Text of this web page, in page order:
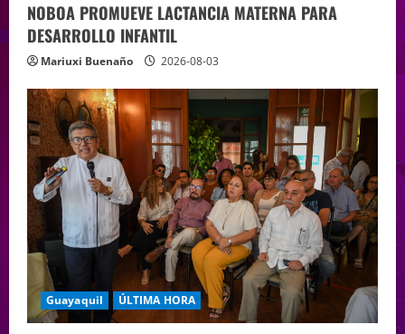
NOBOA PROMUEVE LACTANCIA MATERNA PARA
DESARROLLO INFANTIL
Mariuxi Buenaño 2026-08-03
Guayaquil ÚLTIMA HORA